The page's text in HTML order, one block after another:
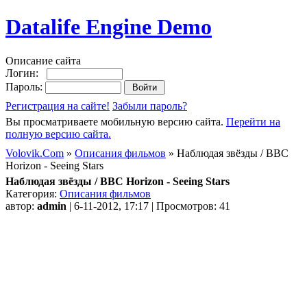
Datalife Engine Demo
Описание сайта
Логин:
Пароль:
Регистрация на сайте! Забыли пароль?
Вы просматриваете мобильную версию сайта. Перейти на
полную версию сайта.
Volovik.Com » Описания фильмов » Наблюдая звёзды / BBC
Horizon - Seeing Stars
Наблюдая звёзды / BBC Horizon - Seeing Stars
Категория: Описания фильмов
автор: admin | 6-11-2012, 17:17 | Просмотров: 41